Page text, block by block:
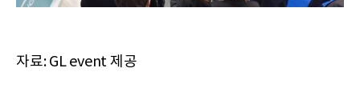
자료: GL event 제공